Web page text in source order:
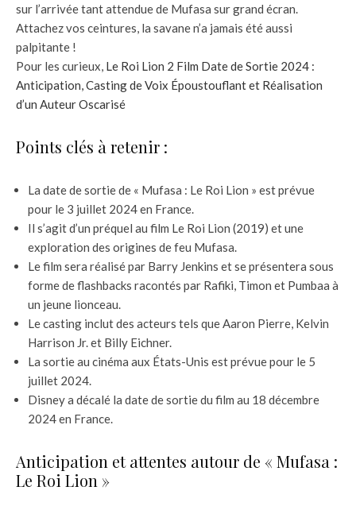
sur l’arrivée tant attendue de Mufasa sur grand écran.
Attachez vos ceintures, la savane n’a jamais été aussi
palpitante !
Pour les curieux, Le Roi Lion 2 Film Date de Sortie 2024 :
Anticipation, Casting de Voix Époustouflant et Réalisation
d’un Auteur Oscarisé
Points clés à retenir :
La date de sortie de « Mufasa : Le Roi Lion » est prévue
pour le 3 juillet 2024 en France.
Il s’agit d’un préquel au film Le Roi Lion (2019) et une
exploration des origines de feu Mufasa.
Le film sera réalisé par Barry Jenkins et se présentera sous
forme de flashbacks racontés par Rafiki, Timon et Pumbaa à
un jeune lionceau.
Le casting inclut des acteurs tels que Aaron Pierre, Kelvin
Harrison Jr. et Billy Eichner.
La sortie au cinéma aux États-Unis est prévue pour le 5
juillet 2024.
Disney a décalé la date de sortie du film au 18 décembre
2024 en France.
Anticipation et attentes autour de « Mufasa :
Le Roi Lion »